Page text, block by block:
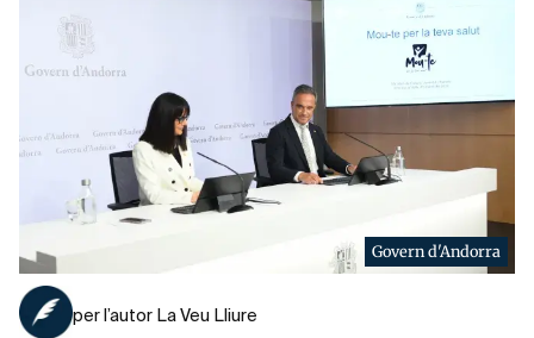
Govern d'Andorra
per l’autor La Veu Lliure